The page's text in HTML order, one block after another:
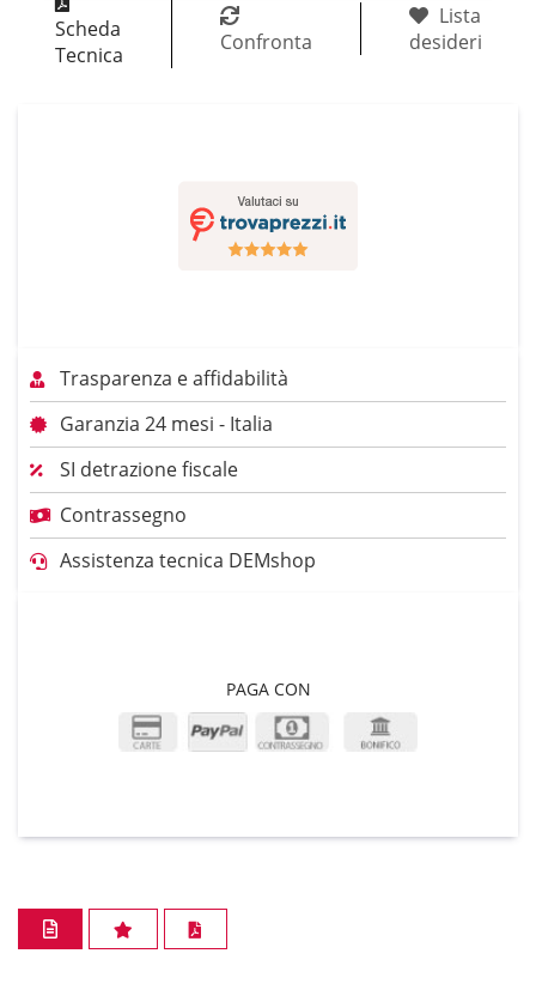
Scheda
Tecnica
Confronta
Lista
desideri
Trasparenza e affidabilità
Garanzia 24 mesi - Italia
SI detrazione fiscale
Contrassegno
Assistenza tecnica DEMshop
PAGA CON